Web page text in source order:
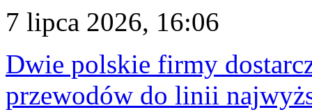
7 lipca 2026, 16:06
Dwie polskie firmy
przewodów do linii